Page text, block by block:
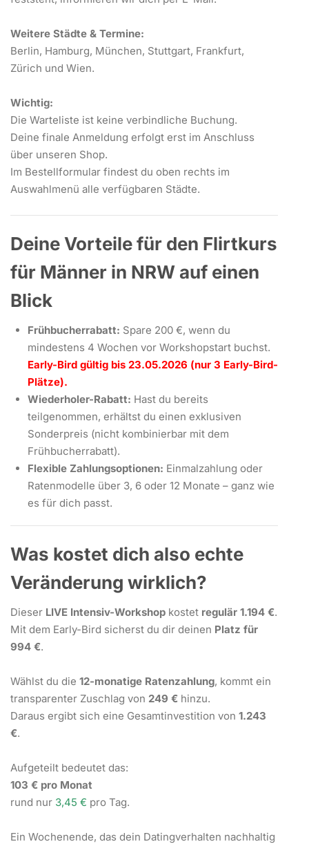
Weitere Städte & Termine:
Berlin, Hamburg, München, Stuttgart, Frankfurt,
Zürich und Wien.
Wichtig:
Die Warteliste ist keine verbindliche Buchung.
Deine finale Anmeldung erfolgt erst im Anschluss
über unseren Shop.
Im Bestellformular findest du oben rechts im
Auswahlmenü alle verfügbaren Städte.
Deine Vorteile für den Flirtkurs
für Männer in NRW auf einen
Blick
Frühbucherrabatt: Spare 200 €, wenn du
mindestens 4 Wochen vor Workshopstart buchst.
Early-Bird gültig bis 23.05.2026 (nur 3 Early-Bird-
Plätze).
Wiederholer-Rabatt: Hast du bereits
teilgenommen, erhältst du einen exklusiven
Sonderpreis (nicht kombinierbar mit dem
Frühbucherrabatt).
Flexible Zahlungsoptionen: Einmalzahlung oder
Ratenmodelle über 3, 6 oder 12 Monate – ganz wie
es für dich passt.
Was kostet dich also echte
Veränderung wirklich?
Dieser LIVE Intensiv-Workshop kostet regulär 1.194 €.
Mit dem Early-Bird sicherst du dir deinen Platz für
994 €.
Wählst du die 12-monatige Ratenzahlung, kommt ein
transparenter Zuschlag von 249 € hinzu.
Daraus ergibt sich eine Gesamtinvestition von 1.243
€.
Aufgeteilt bedeutet das:
103 € pro Monat
rund nur 3,45 € pro Tag.
Ein Wochenende, das dein Datingverhalten nachhaltig